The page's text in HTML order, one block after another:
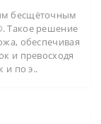
бесщёточным
Такое решение
обеспечивая
и превосходя
и по э..